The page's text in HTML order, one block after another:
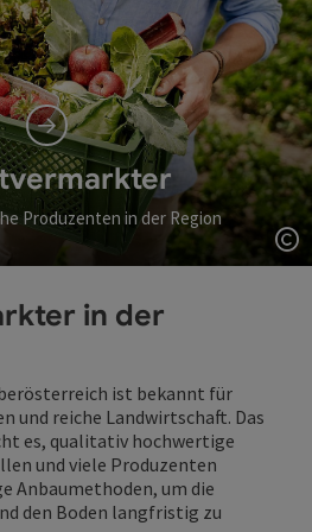
Produzenten in der Region
in der
ist bekannt für
und reiche Landwirtschaft. Das
es, qualitativ hochwertige
und viele Produzenten
Anbaumethoden, um die
den Boden langfristig zu